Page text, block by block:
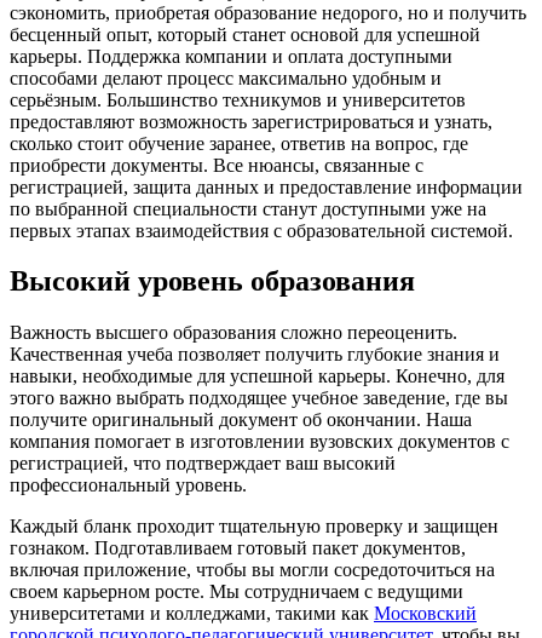
сэкономить, приобретая образование недорого, но и получить
бесценный опыт, который станет основой для успешной
карьеры. Поддержка компании и оплата доступными
способами делают процесс максимально удобным и
серьёзным. Большинство техникумов и университетов
предоставляют возможность зарегистрироваться и узнать,
сколько стоит обучение заранее, ответив на вопрос, где
приобрести документы. Все нюансы, связанные с
регистрацией, защита данных и предоставление информации
по выбранной специальности станут доступными уже на
первых этапах взаимодействия с образовательной системой.
Высокий уровень образования
Важность высшего образования сложно переоценить.
Качественная учеба позволяет получить глубокие знания и
навыки, необходимые для успешной карьеры. Конечно, для
этого важно выбрать подходящее учебное заведение, где вы
получите оригинальный документ об окончании. Наша
компания помогает в изготовлении вузовских документов с
регистрацией, что подтверждает ваш высокий
профессиональный уровень.
Каждый бланк проходит тщательную проверку и защищен
гознаком. Подготавливаем готовый пакет документов,
включая приложение, чтобы вы могли сосредоточиться на
своем карьерном росте. Мы сотрудничаем с ведущими
университетами и колледжами, такими как Московский